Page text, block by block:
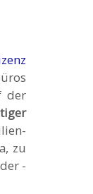
der
zu
-